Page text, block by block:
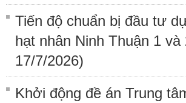
Tiến độ chuẩn bị đầu tư
hạt nhân Ninh Thuận 1 và
17/7/2026)
Khởi động đề án Trung